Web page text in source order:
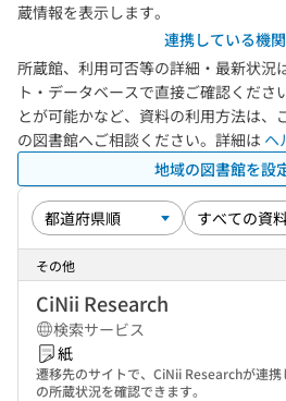
蔵情報を表示します。
連携している機
所蔵館、利用可否等の詳細・最新状況
ト・データベースで直接ご確認くださ
とが可能かなど、資料の利用方法は、
の図書館へご相談ください。詳細は ヘ
地域の図書館を設
その他
CiNii Research
検索サービス
紙
遷移先のサイトで、CiNii Researchが連
の所蔵状況を確認できます。